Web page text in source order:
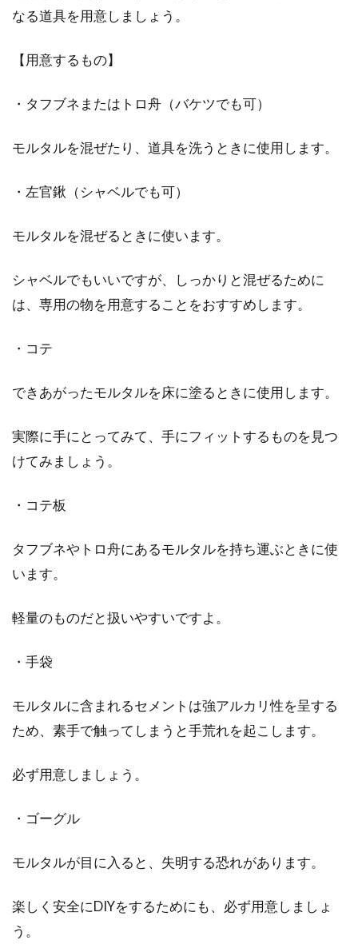
家づくりは、計画性が大事です。もし、注文住
んこどわ...
なリビングに仕上げたい！
新居をオシャレな内装にして楽しみたい方は、
過ごす時間が多いリビングから始めてみてはい
なる道具を用意しましょう。
【用意するもの】
・タフブネまたはトロ舟（バケツでも可）
モルタルを混ぜたり、道具を洗うときに使用します。
・左官鍬（シャベルでも可）
モルタルを混ぜるときに使います。
シャベルでもいいですが、しっかりと混ぜるために
は、専用の物を用意することをおすすめします。
・コテ
できあがったモルタルを床に塗るときに使用します。
実際に手にとってみて、手にフィットするものを見つ
けてみましょう。
・コテ板
タフブネやトロ舟にあるモルタルを持ち運ぶときに使
います。
軽量のものだと扱いやすいですよ。
・手袋
モルタルに含まれるセメントは強アルカリ性を呈する
ため、素手で触ってしまうと手荒れを起こします。
必ず用意しましょう。
・ゴーグル
モルタルが目に入ると、失明する恐れがあります。
楽しく安全にDIYをするためにも、必ず用意しましょ
う。